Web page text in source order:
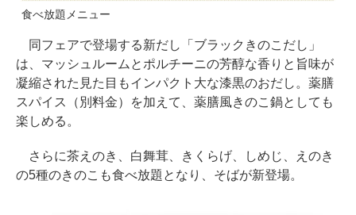
食べ放題メニュー
同フェアで登場する新だし「ブラックきのこだし」
は、マッシュルームとポルチーニの芳醇な香りと旨味が
凝縮された見た目もインパクト大な漆黒のおだし。薬膳
スパイス（別料金）を加えて、薬膳風きのこ鍋としても
楽しめる。
さらに茶えのき、白舞茸、きくらげ、しめじ、えのき
の5種のきのこも食べ放題となり、そばが新登場。